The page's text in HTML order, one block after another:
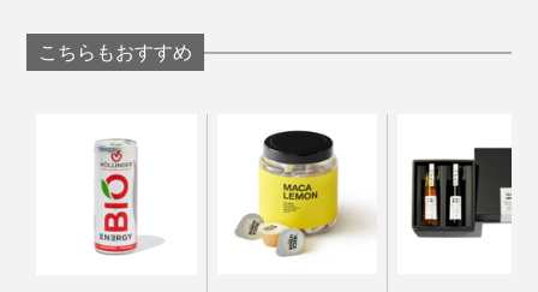
飲み物で割る以外にも、シロップをそのまま、ヨーグル
｜RayES
こちらもおすすめ